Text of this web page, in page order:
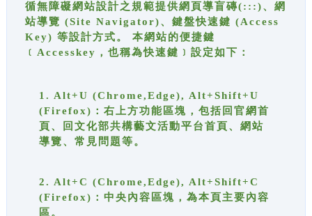
循無障礙網站設計之規範提供網頁導盲磚(:::)、網
站導覽 (Site Navigator)、鍵盤快速鍵 (Access
Key) 等設計方式。 本網站的便捷鍵
﹝Accesskey，也稱為快速鍵﹞設定如下：
1. Alt+U (Chrome,Edge), Alt+Shift+U
(Firefox)：右上方功能區塊，包括回官網首
頁、回文化部共構藝文活動平台首頁、網站
導覽、常見問題等。
2. Alt+C (Chrome,Edge), Alt+Shift+C
(Firefox)：中央內容區塊，為本頁主要內容
區。